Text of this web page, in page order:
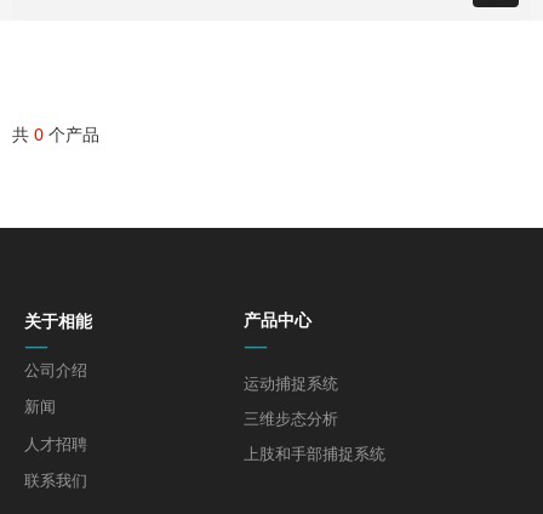
共 0 个产品
公司介绍
新闻
人才招聘
联系我们
关于相能
—
产品中心
—
运动捕捉系统
三维步态分析
上肢和手部捕捉系统